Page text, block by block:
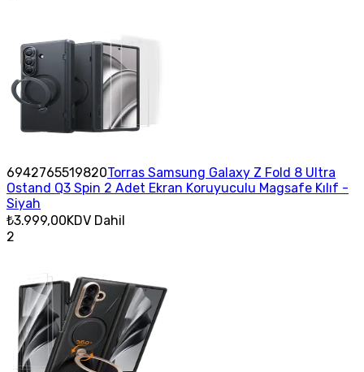
6942765519820Torras Samsung Galaxy Z Fold 8 Ultra
Ostand Q3 Spin 2 Adet Ekran Koruyuculu Magsafe Kılıf -
Siyah
₺3.999,00KDV Dahil
2